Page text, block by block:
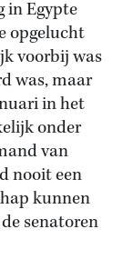
in Egypte
opgelucht
voorbij was
was, maar
in het
onder
van
nooit een
kunnen
senatoren